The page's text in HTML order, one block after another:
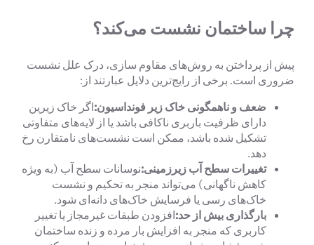
چرا ساختمان نشست می‌کند؟
پیش از پرداختن به روش‌های مقاوم سازی، درک علل نشست
ضروری است. برخی از رایج‌ترین دلایل عبارتند از:
ضعف و ناهمگونی خاک زیر فونداسیون:اگر خاک زیرین
دارای ظرفیت باربری ناکافی باشد یا از لایه‌های متفاوتی
تشکیل شده باشد، ممکن است نشست‌های نامتقارن رخ
دهد.
تغییرات سطح آب زیرزمینی:نوسانات سطح آب (به ویژه
کاهش ناگهانی) می‌تواند منجر به تحکیم و نشست
خاک‌های رسی یا فرسایش خاک‌های دانه‌ای شود.
بارگذاری بیش از حد:افزودن طبقات غیرمجاز یا تغییر
کاربری که منجر به افزایش بار مرده و زنده ساختمان